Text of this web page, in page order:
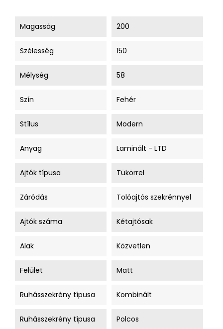
Magasság 200
Szélesség 150
Mélység 58
Szín Fehér
Stílus Modern
Anyag Laminált - LTD
Ajtók típusa Tükörrel
Záródás Tolóajtós szekrénnyel
Ajtók száma Kétajtósak
Alak Közvetlen
Felület Matt
Ruhásszekrény típusa Kombinált
Ruhásszekrény típusa Polcos